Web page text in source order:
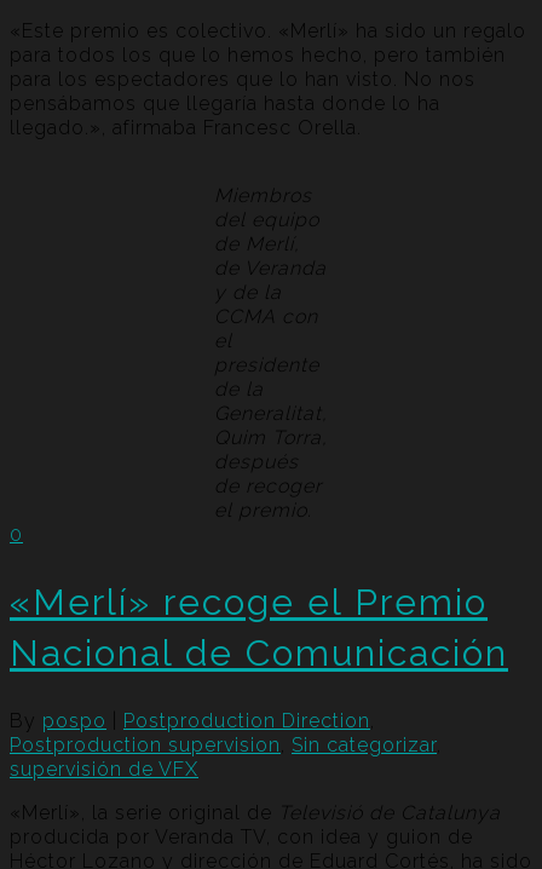
«Este premio es colectivo. «Merlí» ha sido un regalo
para todos los que lo hemos hecho, pero también
para los espectadores que lo han visto. No nos
pensábamos que llegaría hasta donde lo ha
llegado.», afirmaba Francesc Orella.
Miembros
del equipo
de Merlí,
de Veranda
y de la
CCMA con
el
presidente
de la
Generalitat,
Quim Torra,
después
de recoger
el premio.
0
«Merlí» recoge el Premio
Nacional de Comunicación
By pospo Postproduction Direction
Postproduction supervision
Sin categorizar
supervisión de VFX
«Merlí», la serie original de Televisió de Catalunya
producida por Veranda TV, con idea y guion de
Héctor Lozano y dirección de Eduard Cortés, ha sido